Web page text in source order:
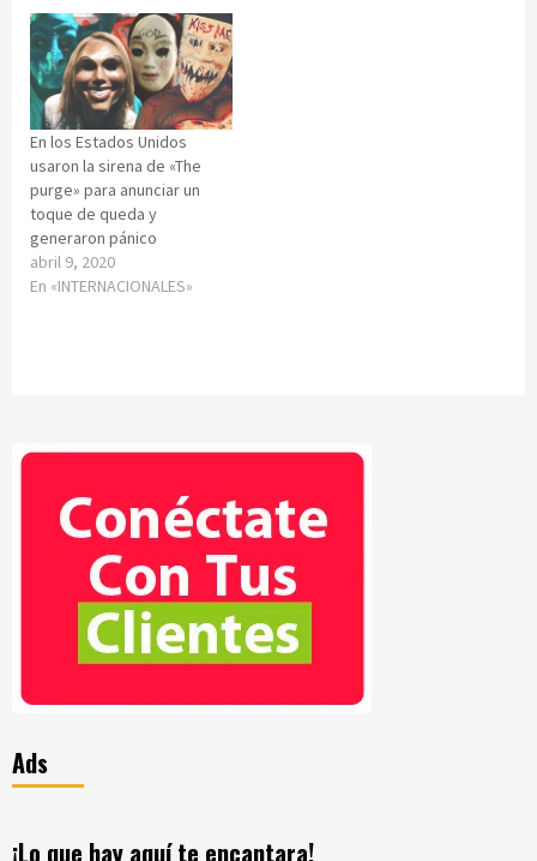
En los Estados Unidos
usaron la sirena de «The
purge» para anunciar un
toque de queda y
generaron pánico
abril 9, 2020
En «INTERNACIONALES»
Ads
¡Lo que hay aquí te encantara!